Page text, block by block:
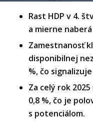
Rast HDP v 4.
a mierne
Zamestnanosť
disponibilnej
%, čo
Za celý rok
0,8 %, čo je
s potenciálom.